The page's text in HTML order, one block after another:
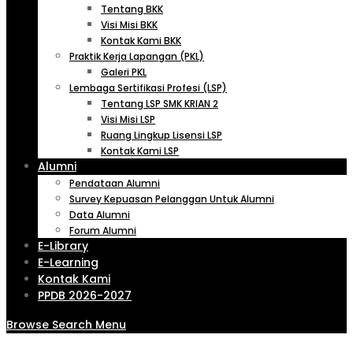
Tentang BKK
Visi Misi BKK
Kontak Kami BKK
Praktik Kerja Lapangan (PKL)
Galeri PKL
Lembaga Sertifikasi Profesi (LSP)
Tentang LSP SMK KRIAN 2
Visi Misi LSP
Ruang Lingkup Lisensi LSP
Kontak Kami LSP
Alumni
Pendataan Alumni
Survey Kepuasan Pelanggan Untuk Alumni
Data Alumni
Forum Alumni
E-Library
E-Learning
Kontak Kami
PPDB 2026-2027
Browse Search Menu